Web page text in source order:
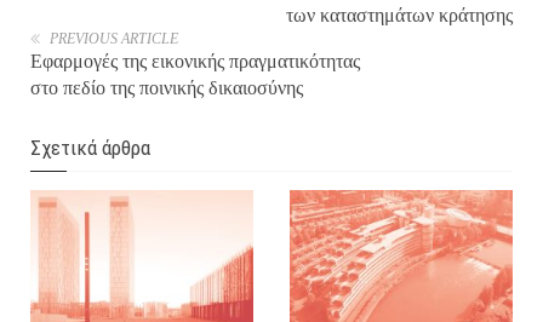
των καταστημάτων κράτησης
PREVIOUS ARTICLE
Εφαρμογές της εικονικής πραγματικότητας
στο πεδίο της ποινικής δικαιοσύνης
Σχετικά άρθρα